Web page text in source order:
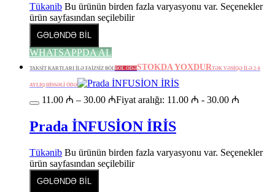
Tükənib Bu ürünün birden fazla varyasyonu var. Seçenekler
ürün sayfasından seçilebilir
GƏLƏNDƏ BİL
WHATSAPPDA AL
TAKSİT KARTLARI İLƏ FAİZSİZ BÖLBÖL ÖDƏSTOKDA YOXDURTƏK VƏSİQƏ İLƏ 2-6
AYLIQ HİSSƏLİ ÖDƏ
11.00 ₼ – 30.00 ₼Fiyat aralığı: 11.00 ₼ - 30.00 ₼
Prada İNFUSİON İRİS
Tükənib Bu ürünün birden fazla varyasyonu var. Seçenekler
ürün sayfasından seçilebilir
GƏLƏNDƏ BİL